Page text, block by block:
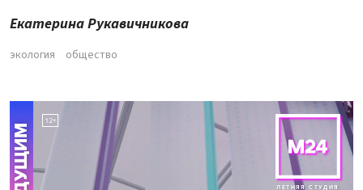
Екатерина Рукавичникова
экология общество